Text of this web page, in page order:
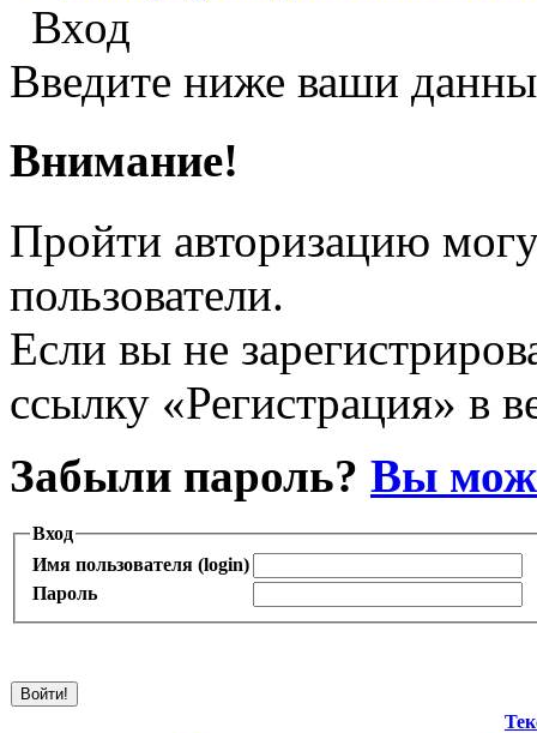
Вход
Введите ниже ваши
Внимание!
Пройти авторизацию
пользователи.
Если вы не
ссылку «Регистрация» в
Забыли пароль? Вы
Вход
Имя пользователя (login)
Пароль